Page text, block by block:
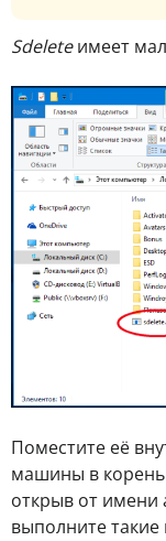
Sdeleteимеет
Поместите её
машины в корень
открыв от имени
выполните